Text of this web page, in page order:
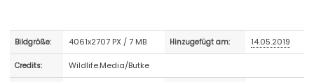
Bildgröße: 4061x2707 PX / 7 MB Hinzugefügt am: 14.05.2019
Credits: Wildlife.Media/Butke